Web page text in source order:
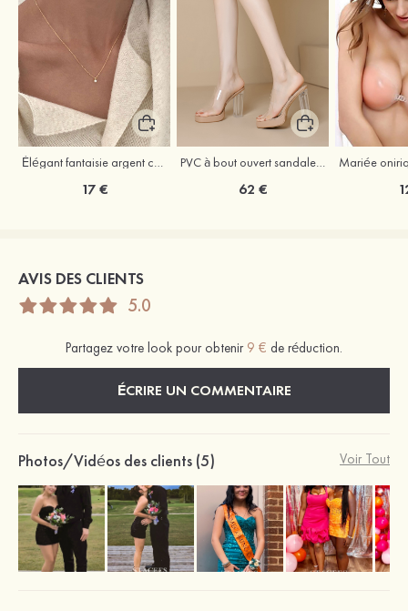
Élégant fantaisie argent colliers avec zircone cubique
17 €
PVC à bout ouvert sandaless talon bottier chaussures de mode
62 €
AVIS DES CLIENTS
5.0
Partagez votre look pour obtenir 9 € de réduction.
ÉCRIRE UN COMMENTAIRE
Photos/Vidéos des clients (5) Voir Tout